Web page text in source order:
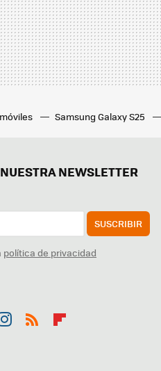
Samsung Galaxy S25
NEWSLETTER
SUSCRIBIR
política de privacidad